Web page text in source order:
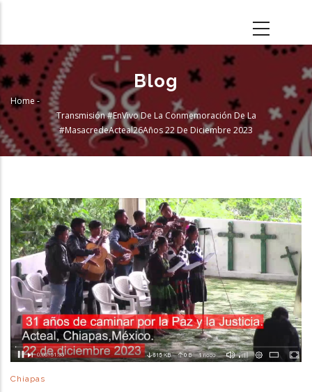
main
content
Blog
Breadcrumb
Home -
Transmisión #EnVivo De La Conmemoración De La
#MasacredeActeal26Años 22 De Diciembre 2023
Chiapas